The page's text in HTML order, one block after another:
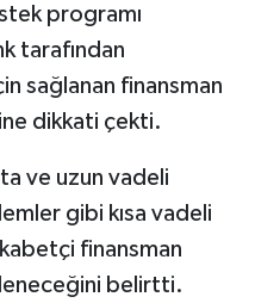
programı
tarafından
sağlanan finansman
dikkati çekti.
ve uzun vadeli
gibi kısa vadeli
finansman
belirtti.